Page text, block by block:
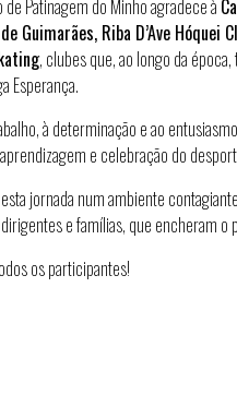
de Patinagem do Minhoagradece à
Guimarães, Riba D’Ave Hóquei
, clubes que, ao longo da
Esperança.
à determinação e ao
e celebração do
jornada numambiente
e famílias, que encheram o
os participantes!